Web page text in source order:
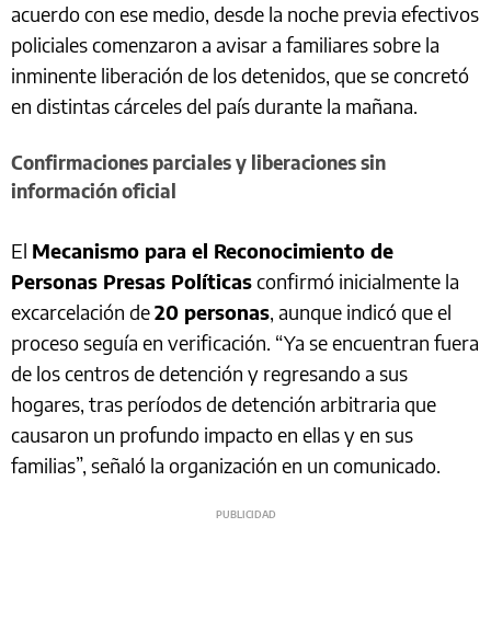
acuerdo con ese medio, desde la noche previa efectivos
policiales comenzaron a avisar a familiares sobre la
inminente liberación de los detenidos, que se concretó
en distintas cárceles del país durante la mañana.
Confirmaciones parciales y liberaciones sin
información oficial
El Mecanismo para el Reconocimiento de
Personas Presas Políticasconfirmó inicialmente la
excarcelación de20 personas, aunque indicó que el
proceso seguía en verificación. “Ya se encuentran fuera
de los centros de detención y regresando a sus
hogares, tras períodos de detención arbitraria que
causaron un profundo impacto en ellas y en sus
familias”, señaló la organización en un comunicado.